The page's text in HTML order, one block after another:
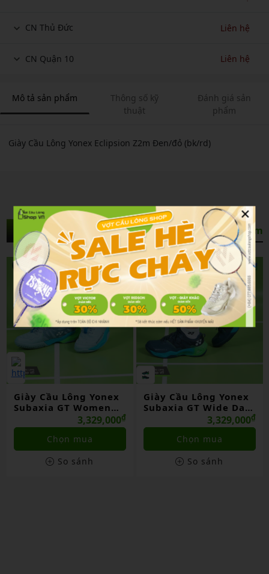
CN Thủ Đức Liên hệ
CN Quận 10 Liên hệ
Mô tả sản phẩm
Thông số kỹ
thuật
Đánh giá sản
phẩm
Giày Cầu Lông Yonex Eclipsion Z2m Đen/đỏ (bk/rd)
Sản Phẩm Liên Quan Xem thêm
NEW
Giày Cầu Lông Yonex
Subaxia GT Women
Grayish Green Chính
Hãng
3,329,000₫
Chọn mua
So sánh
NEW
Giày Cầu Lông Yonex
Subaxia GT Wide Dark
Green Chính Hãng
3,329,000₫
Chọn mua
So sánh
×